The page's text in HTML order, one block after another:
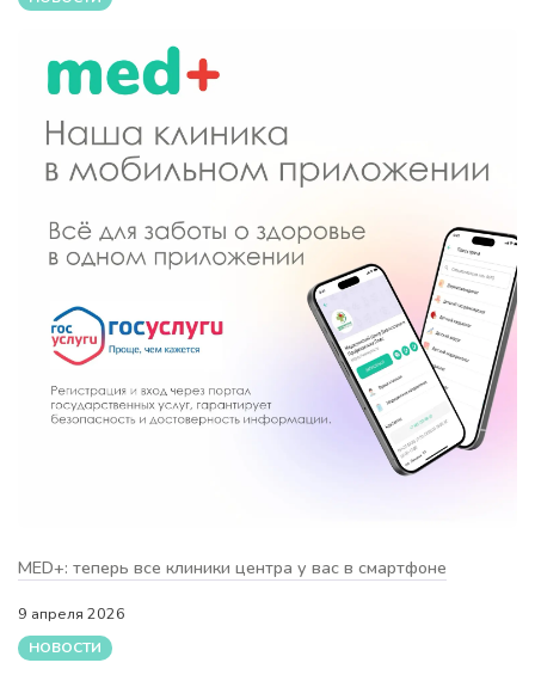
MED+: теперь все клиники центра у вас в смартфоне
9 апреля 2026
НОВОСТИ